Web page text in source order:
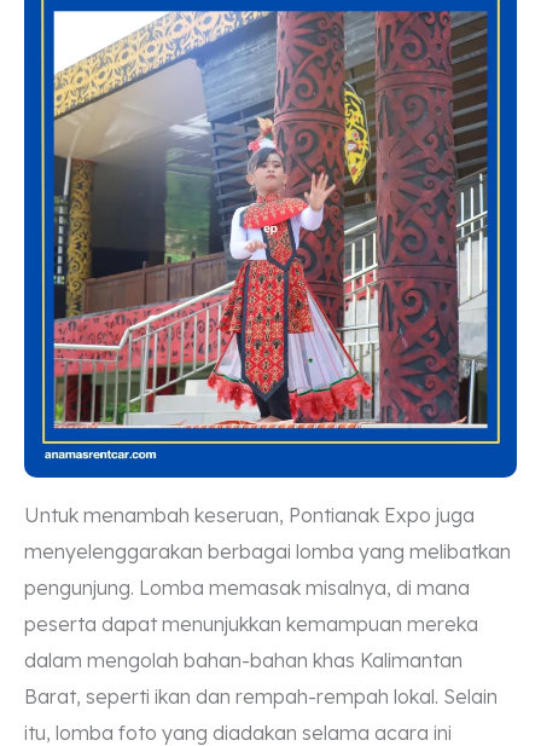
Untuk menambah keseruan, Pontianak Expo juga
menyelenggarakan berbagai lomba yang melibatkan
pengunjung. Lomba memasak misalnya, di mana
peserta dapat menunjukkan kemampuan mereka
dalam mengolah bahan-bahan khas Kalimantan
Barat, seperti ikan dan rempah-rempah lokal. Selain
itu, lomba foto yang diadakan selama acara ini